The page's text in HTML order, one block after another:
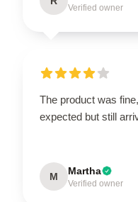
Verified owner
The product was
expected but still
M Martha
Verified owner